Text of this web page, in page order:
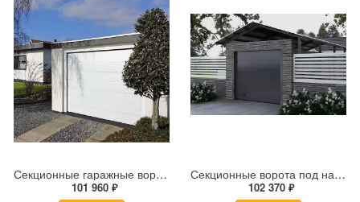
Секционные гаражные ворота ALUTECH Trend 2500×2000 мм
101 960 ₽
Секционные ворота под навес ALUTECH Trend 2500×2250 мм
102 370 ₽